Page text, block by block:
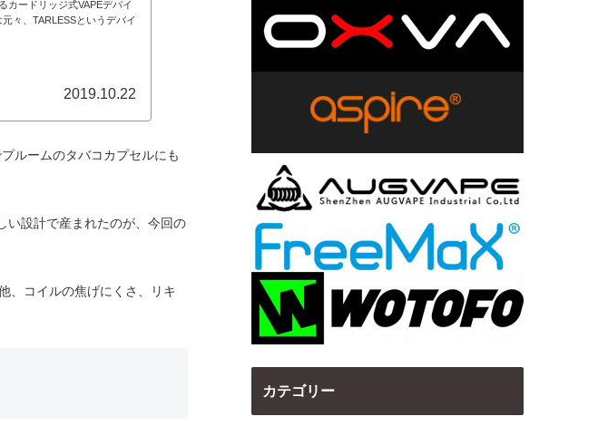
カードリッジ式VAPEデバイ
々、TARLESSというデバイ
2019.10.22
ルームのタバコカプセルにも
い設計で産まれたのが、今回の
、コイルの焦げにくさ、リキ
カテゴリー